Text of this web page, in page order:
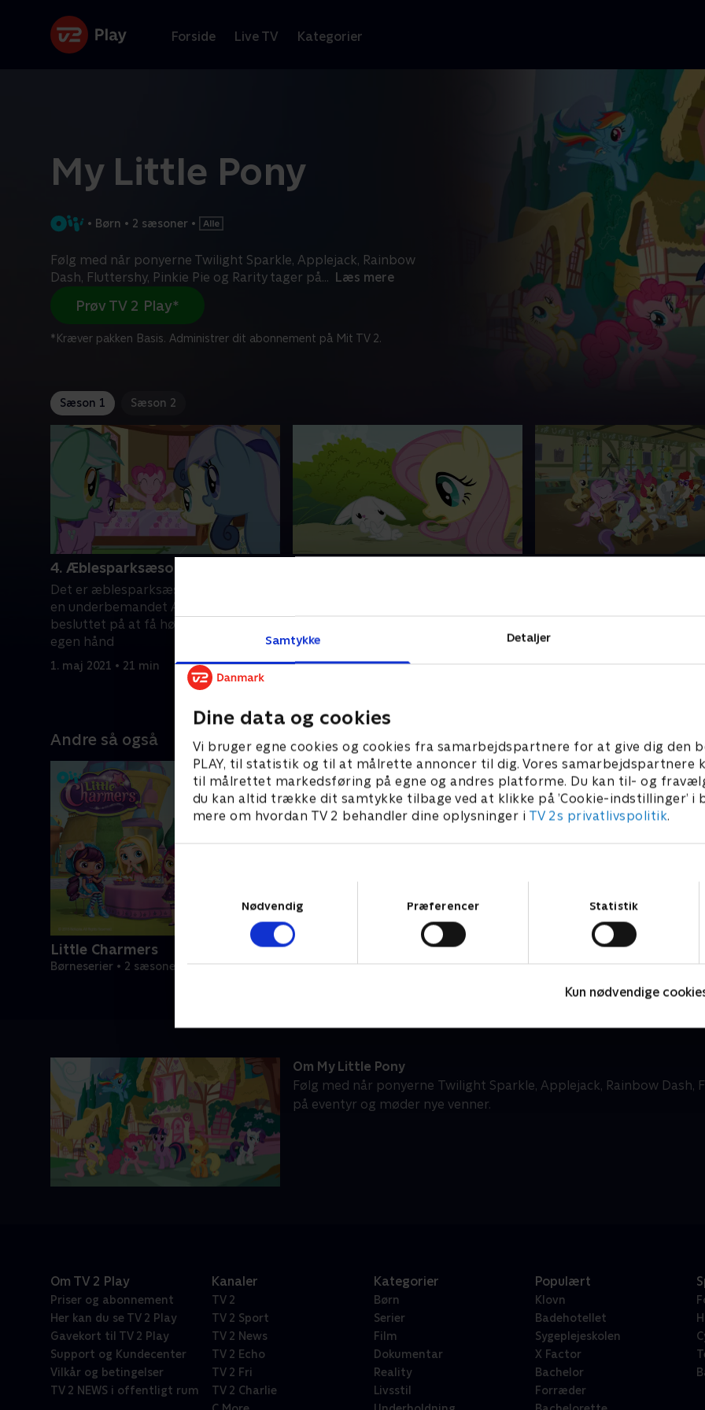
Samtykke Detaljer
Dine data og cookies
Vi bruger egne cookies og cookies fra samarbejdspartnere for at give dig den
PLAY, til statistik og til at målrette annoncer til dig. Vores samarbejdspartnere
til målrettet markedsføring på egne og andres platforme. Du kan til- og
du kan altid trække dit samtykke tilbage ved at klikke på ’Cookie-indstillinger’ i
mere om hvordan TV 2 behandler dine oplysninger i TV 2s privatlivspolitik.
Nødvendig
Præferencer Statistik
Kun nødvendige
Forside Live TV Kategorier
My Little Pony
• Børn • 2 sæsoner •
Følg med når ponyerne Twilight Sparkle, Applejack, Rainbow
Dash, Fluttershy, Pinkie Pie og Rarity tager på... Læs mere
Prøv TV 2 Play*
*Kræver pakken Basis. Administrer dit abonnement på Mit TV 2.
Sæson 1 Sæson 2
4. Æblesparksæson
Det er æblesparksæson i Ponyville, og
en underbemandet Applejack er fast
besluttet på at få høsten i hus på
egen hånd
1. maj 2021 • 21 min
indhyller hele Equestria!.
1. maj 2021 • 21 min
hendes kald i livet, så hun
Andre så også
Little Charmers
Børneserier • 2 sæsoner
The ZhuZhus
Om My Little Pony
Følg med når ponyerne Twilight Sparkle, Applejack, Rainbow Dash,
på eventyr og møder nye venner.
Om TV 2 Play
Priser og abonnement
Her kan du se TV 2 Play
Gavekort til TV 2 Play
Support og Kundecenter
Vilkår og betingelser
TV 2 NEWS i offentligt rum
Kanaler
TV 2
TV 2 Sport
TV 2 News
TV 2 Echo
TV 2 Fri
TV 2 Charlie
Kategorier
Børn
Serier
Film
Dokumentar
Reality
Livsstil
Populært
Klovn
Badehotellet
Sygeplejeskolen
X Factor
Bachelor
Forræder